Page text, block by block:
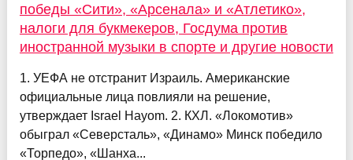
победы «Сити», «Арсенала» и «Атлетико»,
налоги для букмекеров, Госдума против
иностранной музыки в спорте и другие новости
1. УЕФА не отстранит Израиль. Американские
официальные лица повлияли на решение,
утверждает Israel Hayom. 2. КХЛ. «Локомотив»
обыграл «Северсталь», «Динамо» Минск победило
«Торпедо», «Шанха...